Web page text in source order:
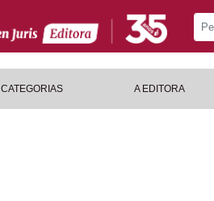
CATEGORIAS A EDITORA